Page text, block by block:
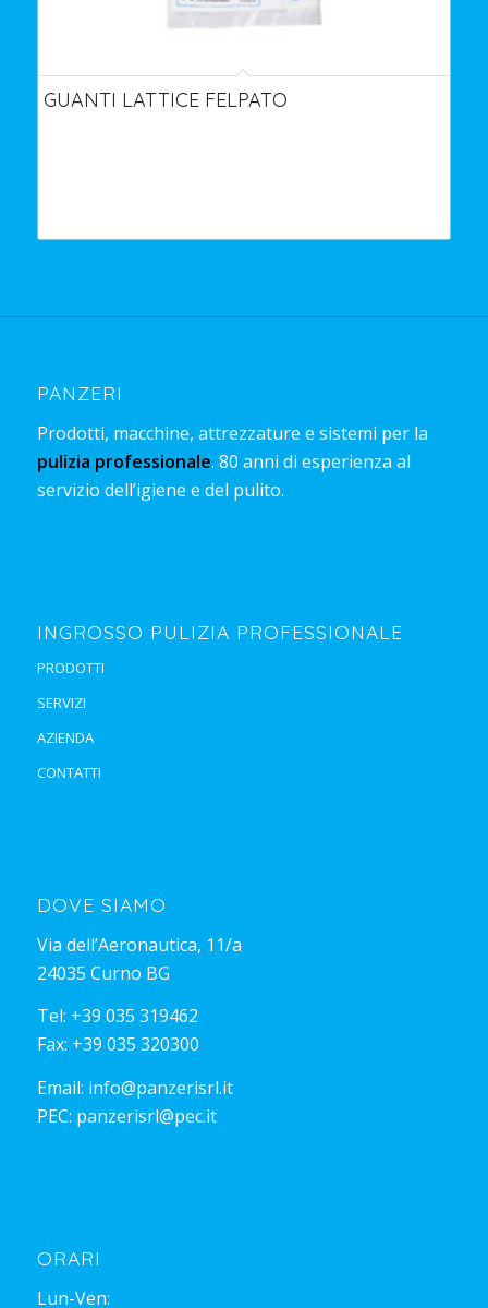
GUANTI LATTICE FELPATO
PANZERI
Prodotti, macchine, attrezzature e sistemi per la
pulizia professionale. 80 anni di esperienza al
servizio dell’igiene e del pulito.
INGROSSO PULIZIA PROFESSIONALE
PRODOTTI
SERVIZI
AZIENDA
CONTATTI
DOVE SIAMO
Via dell’Aeronautica, 11/a
24035 Curno BG
Tel: +39 035 319462
Fax: +39 035 320300
Email: info@panzerisrl.it
PEC: panzerisrl@pec.it
ORARI
Lun-Ven: